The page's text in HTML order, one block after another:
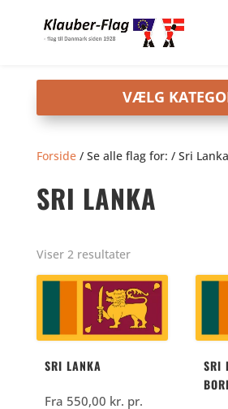
Forside/ Se alle flag for: / Sri Lanka
SRI LANKA
Viser 2 resultater
SRI LANKA
Fra 550,00 kr. pr.
SRI